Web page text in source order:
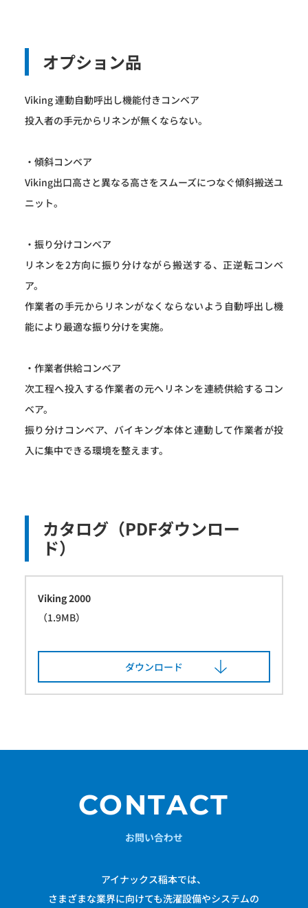
オプション品
Viking 連動自動呼出し機能付きコンベア
投入者の手元からリネンが無くならない。
・傾斜コンベア
Viking出口高さと異なる高さをスムーズにつなぐ傾斜搬送ユ
ニット。
・振り分けコンベア
リネンを2方向に振り分けながら搬送する、正逆転コンベ
ア。
作業者の手元からリネンがなくならないよう自動呼出し機
能により最適な振り分けを実施。
・作業者供給コンベア
次工程へ投入する作業者の元へリネンを連続供給するコン
ベア。
振り分けコンベア、バイキング本体と連動して作業者が投
入に集中できる環境を整えます。
カタログ（PDFダウンロー
ド）
Viking 2000
（1.9MB）
ダウンロード
CONTACT
お問い合わせ
アイナックス稲本では、
さまざまな業界に向けても洗濯設備やシステムの